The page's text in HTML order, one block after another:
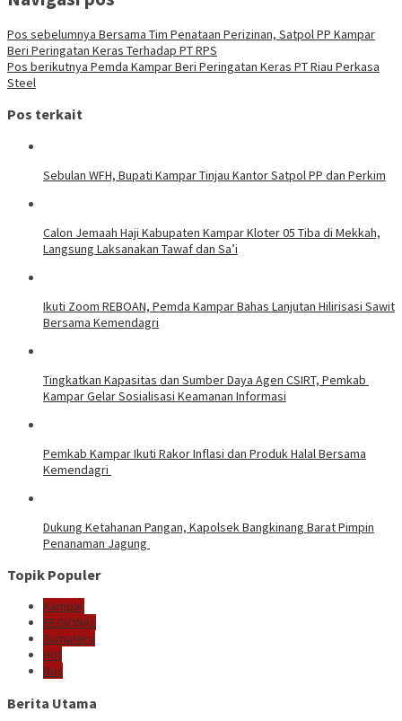
Pos sebelumnya Bersama Tim Penataan Perizinan, Satpol PP Kampar
Beri Peringatan Keras Terhadap PT RPS
Pos berikutnya Pemda Kampar Beri Peringatan Keras PT Riau Perkasa
Steel
Pos terkait
Sebulan WFH, Bupati Kampar Tinjau Kantor Satpol PP dan Perkim
Calon Jemaah Haji Kabupaten Kampar Kloter 05 Tiba di Mekkah,
Langsung Laksanakan Tawaf dan Sa’i
Ikuti Zoom REBOAN, Pemda Kampar Bahas Lanjutan Hilirisasi Sawit
Bersama Kemendagri
Tingkatkan Kapasitas dan Sumber Daya Agen CSIRT, Pemkab
Kampar Gelar Sosialisasi Keamanan Informasi
Pemkab Kampar Ikuti Rakor Inflasi dan Produk Halal Bersama
Kemendagri
Dukung Ketahanan Pangan, Kapolsek Bangkinang Barat Pimpin
Penanaman Jagung
Topik Populer
Kampar
REGIONAL
Sumatera
Hot
Bus
Berita Utama